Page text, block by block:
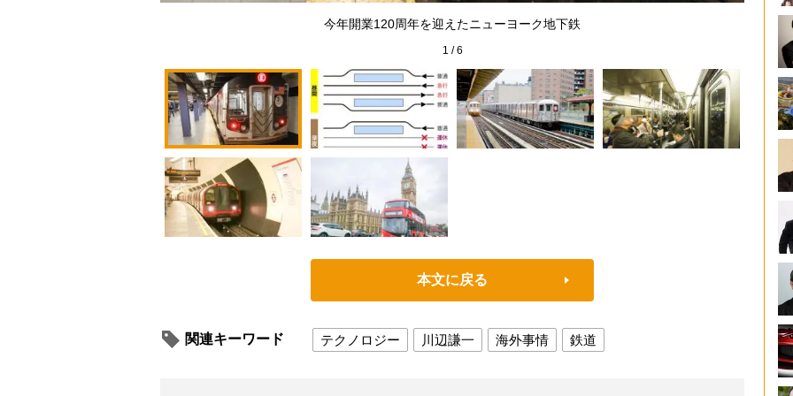
今年開業120周年を迎えたニューヨーク地下鉄 BMT
1 /6
本文に戻る
関連キーワード テクノロジー 川辺謙一 海外事情 鉄道